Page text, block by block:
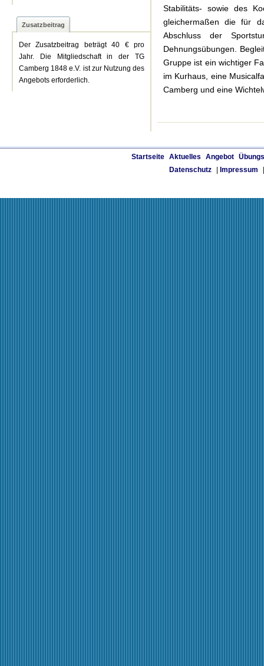
Zusatzbeitrag
Der Zusatzbeitrag beträgt 40 € pro
Jahr. Die Mitgliedschaft in der TG
Camberg 1848 e.V. ist zur Nutzung des
Angebots erforderlich.
Stabilitäts- sowie des
gleichermaßen die für
Abschluss der
Dehnungsübungen.
Gruppe ist ein wichtiger
im Kurhaus, eine
Camberg und eine
Startseite Aktuelles Angebot
Datenschutz
Impressum